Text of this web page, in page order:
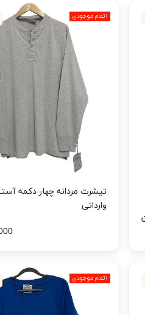
اتمام موجودی
تیشرت مردانه چهار دکمه
وارداتی
اتمام موجودی